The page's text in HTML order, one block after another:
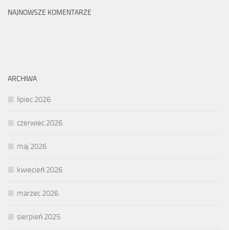
NAJNOWSZE KOMENTARZE
ARCHIWA
lipiec 2026
czerwiec 2026
maj 2026
kwiecień 2026
marzec 2026
sierpień 2025